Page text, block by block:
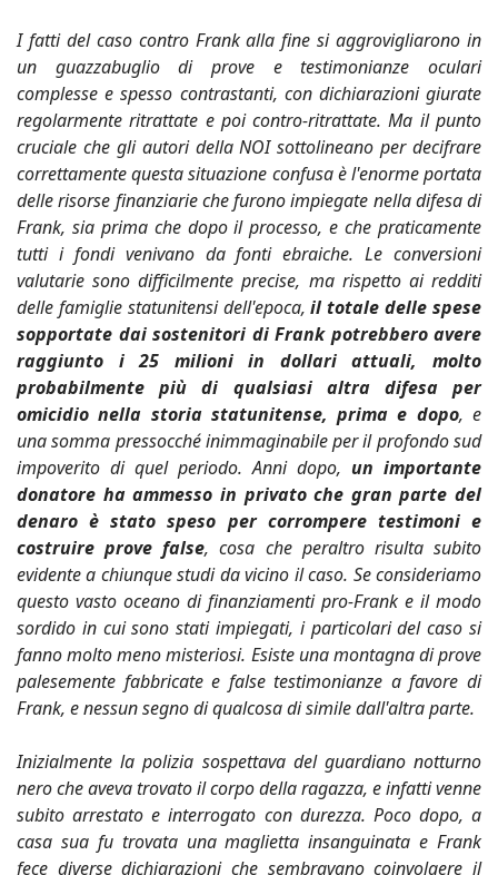
I fatti del caso contro Frank alla fine si aggrovigliarono in
un guazzabuglio di prove e testimonianze oculari
complesse e spesso contrastanti, con dichiarazioni giurate
regolarmente ritrattate e poi contro-ritrattate. Ma il punto
cruciale che gli autori della NOI sottolineano per decifrare
correttamente questa situazione confusa è l'enorme portata
delle risorse finanziarie che furono impiegate nella difesa di
Frank, sia prima che dopo il processo, e che praticamente
tutti i fondi venivano da fonti ebraiche. Le conversioni
valutarie sono difficilmente precise, ma rispetto ai redditi
delle famiglie statunitensi dell'epoca,il totale delle spese
sopportate dai sostenitori di Frank potrebbero avere
raggiunto i 25 milioni in dollari attuali, molto
probabilmente più di qualsiasi altra difesa per
omicidio nella storia statunitense, prima e dopo, e
una somma pressocché inimmaginabile per il profondo sud
impoverito di quel periodo. Anni dopo, un importante
donatore ha ammesso in privato che gran parte del
denaro è stato speso per corrompere testimoni e
costruire prove false, cosa che peraltro risulta subito
evidente a chiunque studi da vicino il caso. Se consideriamo
questo vasto oceano di finanziamenti pro-Frank e il modo
sordido in cui sono stati impiegati, i particolari del caso si
fanno molto meno misteriosi. Esiste una montagna di prove
palesemente fabbricate e false testimonianze a favore di
Frank, e nessun segno di qualcosa di simile dall'altra parte.
Inizialmente la polizia sospettava del guardiano notturno
nero che aveva trovato il corpo della ragazza, e infatti venne
subito arrestato e interrogato con durezza. Poco dopo, a
casa sua fu trovata una maglietta insanguinata e Frank
fece diverse dichiarazioni che sembravano coinvolgere il